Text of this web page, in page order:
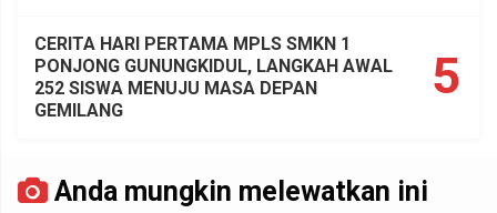
5
CERITA HARI PERTAMA MPLS SMKN 1
PONJONG GUNUNGKIDUL, LANGKAH AWAL
252 SISWA MENUJU MASA DEPAN
GEMILANG
Anda mungkin melewatkan ini